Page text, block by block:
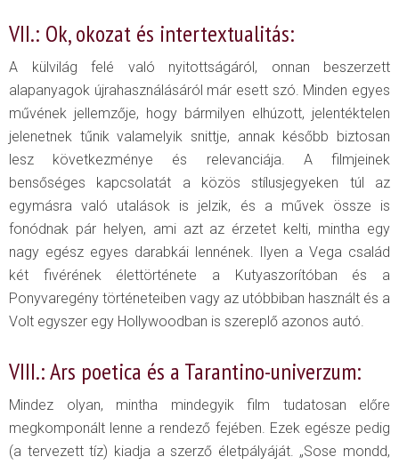
VII.: Ok, okozat és intertextualitás:
A külvilág felé való nyitottságáról, onnan beszerzett
alapanyagok újrahasználásáról már esett szó. Minden egyes
művének jellemzője, hogy bármilyen elhúzott, jelentéktelen
jelenetnek tűnik valamelyik snittje, annak később biztosan
lesz következménye és relevanciája. A filmjeinek
bensőséges kapcsolatát a közös stílusjegyeken túl az
egymásra való utalások is jelzik, és a művek össze is
fonódnak pár helyen, ami azt az érzetet kelti, mintha egy
nagy egész egyes darabkái lennének. Ilyen a Vega család
két fivérének élettörténete a Kutyaszorítóban és a
Ponyvaregény történeteiben vagy az utóbbiban használt és a
Volt egyszer egy Hollywoodban is szereplő azonos autó.
VIII.: Ars poetica és a Tarantino-univerzum:
Mindez olyan, mintha mindegyik film tudatosan előre
megkomponált lenne a rendező fejében. Ezek egésze pedig
(a tervezett tíz) kiadja a szerző életpályáját. „Sose mondd,